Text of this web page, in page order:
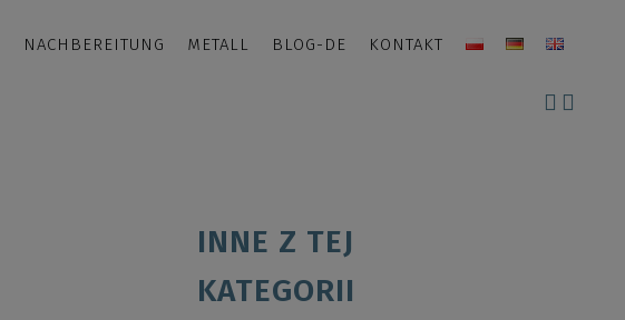
NACHBEREITUNG METALL BLOG-DE KONTAKT
INNE Z TEJ
KATEGORII